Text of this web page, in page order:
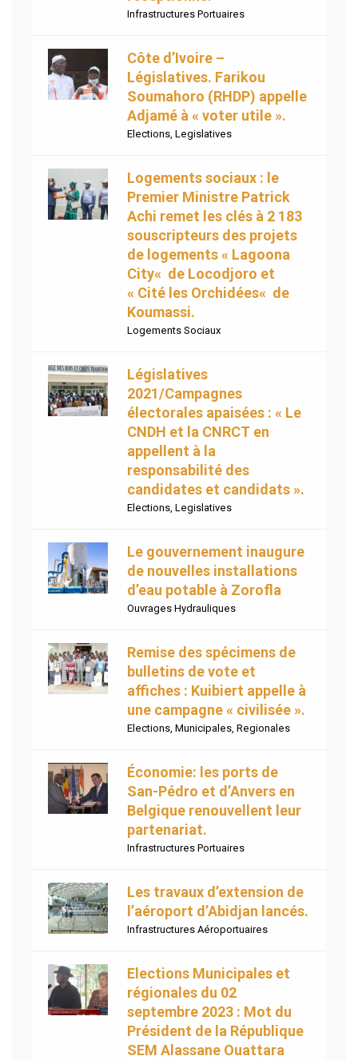
Infrastructures Portuaires
Côte d’Ivoire –
Législatives. Farikou
Soumahoro (RHDP) appelle
Adjamé à « voter utile ».
Elections, Legislatives
Logements sociaux : le
Premier Ministre Patrick
Achi remet les clés à 2 183
souscripteurs des projets
de logements « Lagoona
City« de Locodjoro et
« Cité les Orchidées« de
Koumassi.
Logements Sociaux
Législatives
2021/Campagnes
électorales apaisées : « Le
CNDH et la CNRCT en
appellent à la
responsabilité des
candidates et candidats ».
Elections, Legislatives
Le gouvernement inaugure
de nouvelles installations
d’eau potable à Zorofla
Ouvrages Hydrauliques
Remise des spécimens de
bulletins de vote et
affiches : Kuibiert appelle à
une campagne « civilisée ».
Elections, Municipales, Regionales
Économie: les ports de
San-Pédro et d’Anvers en
Belgique renouvellent leur
partenariat.
Infrastructures Portuaires
Les travaux d’extension de
l’aéroport d’Abidjan lancés.
Infrastructures Aéroportuaires
Elections Municipales et
régionales du 02
septembre 2023 : Mot du
Président de la République
SEM Alassane Ouattara